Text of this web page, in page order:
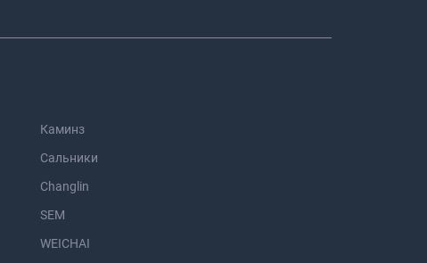
Каминз
Сальники
Changlin
SEM
WEICHAI